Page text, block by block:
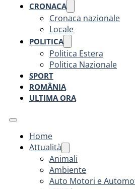
CRONACA
Cronaca nazionale
Locale
POLITICA
Politica Estera
Politica Nazionale
SPORT
ROMÂNIA
ULTIMA ORA
Home
Attualità
Animali
Ambiente
Auto Motori e